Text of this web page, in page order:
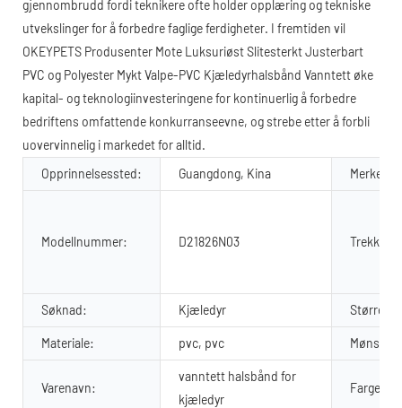
gjennombrudd fordi teknikere ofte holder opplæring og tekniske
utvekslinger for å forbedre faglige ferdigheter. I fremtiden vil
OKEYPETS Produsenter Mote Luksuriøst Slitesterkt Justerbart
PVC og Polyester Mykt Valpe-PVC Kjæledyrhalsbånd Vanntett øke
kapital- og teknologiinvesteringene for kontinuerlig å forbedre
bedriftens omfattende konkurranseevne, og strebe etter å forbli
uovervinnelig i markedet for alltid.
Opprinnelsessted:
Guangdong, Kina
Modellnummer: D21826N03 Trekk:
Søknad: Kjæledyr
Materiale: pvc, pvc Mønster:
Varenavn:
vanntett halsbånd for
kjæledyr
Farge: